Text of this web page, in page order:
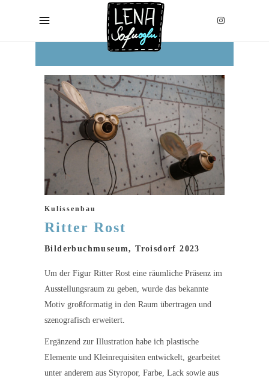
Kulissenbau
Ritter Rost
Bilderbuchmuseum, Troisdorf 2023
Um der Figur Ritter Rost eine räumliche Präsenz im
Ausstellungsraum zu geben, wurde das bekannte
Motiv großformatig in den Raum übertragen und
szenografisch erweitert.
Ergänzend zur Illustration habe ich plastische
Elemente und Kleinrequisiten entwickelt, gearbeitet
unter anderem aus Styropor, Farbe, Lack sowie aus